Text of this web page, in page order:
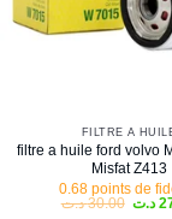
FILTRE À
filtre a huile ford volvo
Misfat Z413
0.68 points de
30.00 د.ت
Le
د.ت